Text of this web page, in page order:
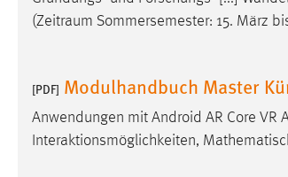
(Zeitraum Sommersemester: 15. März
[PDF] Modulhandbuch Master
Anwendungen mit Android AR Core
Interaktionsmöglichkeiten,
Vimeo